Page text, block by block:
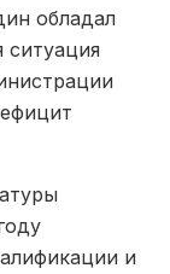
обладал
и